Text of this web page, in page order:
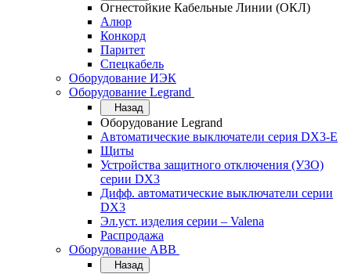
Огнестойкие Кабельные Линии (ОКЛ)
Алюр
Конкорд
Паритет
Спецкабель
Оборудование ИЭК
Оборудование Legrand
Назад
Оборудование Legrand
Автоматические выключатели серия DX3-E
Щиты
Устройства защитного отключения (УЗО)
серии DX3
Дифф. автоматические выключатели серии
DX3
Эл.уст. изделия серии – Valena
Распродажа
Оборудование АВВ
Назад